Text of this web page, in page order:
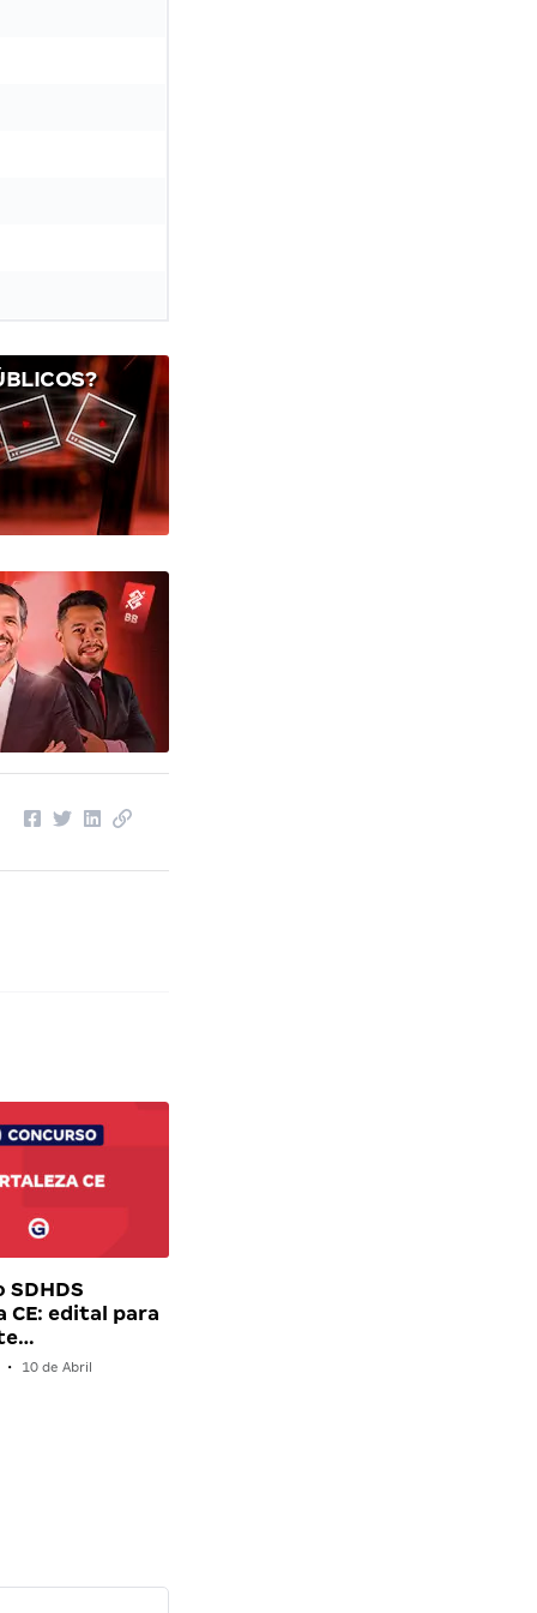
SDHDS
CE: edital para
• 10 de Abril